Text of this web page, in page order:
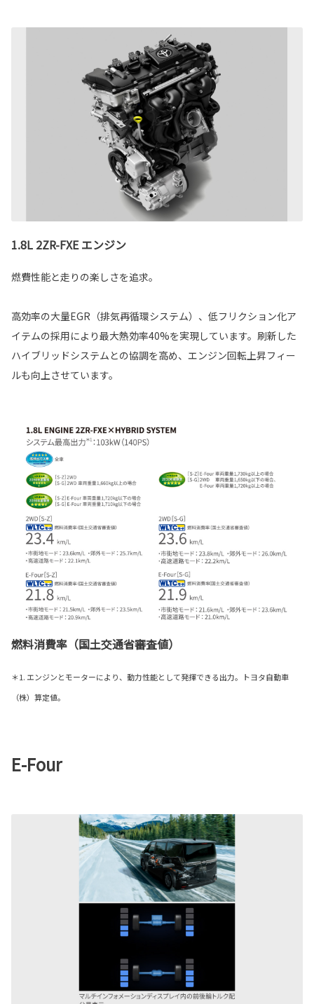
1.8L 2ZR-FXE エンジン
燃費性能と走りの楽しさを追求。
高効率の大量EGR（排気再循環システム）、低フリクション化ア
イテムの採用により最大熱効率40%を実現しています。刷新した
ハイブリッドシステムとの協調を高め、エンジン回転上昇フィー
ルも向上させています。
燃料消費率（国土交通省審査値）
＊1. エンジンとモーターにより、動力性能として発揮できる出力。トヨタ自動車
（株）算定値。
E-Four